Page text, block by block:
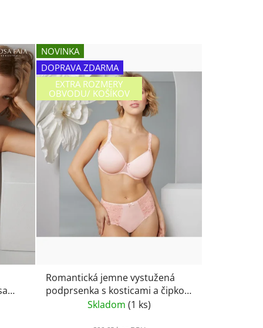
NOVINKA
DOPRAVA ZDARMA
EXTRA ROZMERY
OBVODU/ KOŠÍKOV
Romantická jemne vystužená
podprsenka s kosticami a čipkou
Rosa Faia Suzette 5255- wild rose
Skladom (1 ks)